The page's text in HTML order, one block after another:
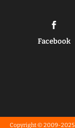
Facebook
Copyright © 2009-2025